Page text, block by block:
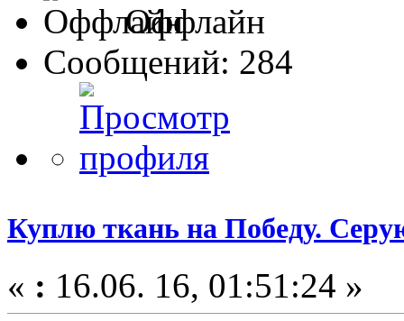
Оффлайн
Сообщений: 284
Куплю ткань на Победу.
« : 16.06. 16, 01:51:24 »